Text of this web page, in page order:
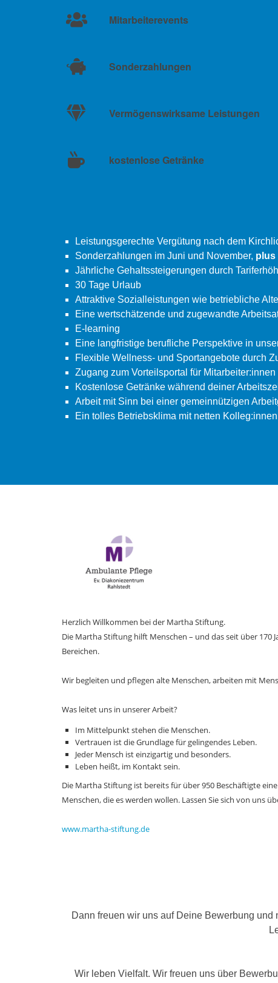
Mitarbeiterevents
Sonderzahlungen
Vermögenswirksame Leistungen
kostenlose Getränke
Leistungsgerechte Vergütung nach dem
Sonderzahlungen im Juni und November, plus
Jährliche Gehaltssteigerungen durch
30 Tage Urlaub
Attraktive Sozialleistungen wie betriebliche
Eine wertschätzende und zugewandte
E-learning
Eine langfristige berufliche Perspektive in
Flexible Wellness- und Sportangebote durch
Zugang zum Vorteilsportal für
Kostenlose Getränke während deiner
Arbeit mit Sinn bei einer gemeinnützigen
Ein tolles Betriebsklima mit netten
Herzlich Willkommen bei der Martha Stiftung.
Die Martha Stiftung hilft Menschen – und das seit über
Bereichen.
Wir begleiten und pflegen alte Menschen, arbeiten mit
Was leitet uns in unserer Arbeit?
Im Mittelpunkt stehen die Menschen.
Vertrauen ist die Grundlage für gelingendes Leben.
Jeder Mensch ist einzigartig und besonders.
Leben heißt, im Kontakt sein.
Die Martha Stiftung ist bereits für über 950 Beschäftigte
Menschen, die es werden wollen. Lassen Sie sich von uns
www.martha-stiftung.de
Dann freuen wir uns auf Deine Bewerbung
Wir leben Vielfalt. Wir freuen uns über